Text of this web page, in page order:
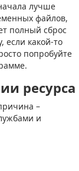
лучше
файлов,
полный сброс
если какой-то
попробуйте
ресурса
–
и